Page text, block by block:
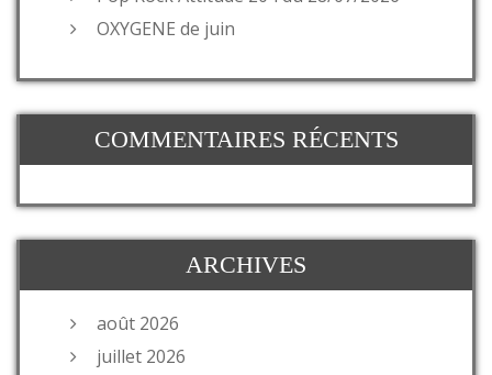
OXYGENE de juin
COMMENTAIRES RÉCENTS
ARCHIVES
août 2026
juillet 2026